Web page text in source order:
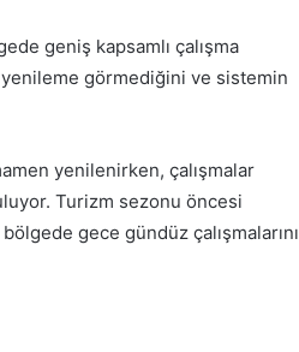
geniş kapsamlı çalışma
yenileme görmediğini ve sistemin
yenilenirken, çalışmalar
Turizm sezonu öncesi
gece gündüz çalışmalarını